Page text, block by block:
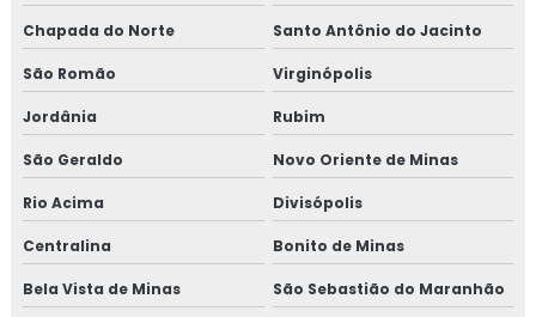
Chapada do Norte Santo Antônio do Jacinto
São Romão Virginópolis
Jordânia Rubim
São Geraldo Novo Oriente de Minas
Rio Acima Divisópolis
Centralina Bonito de Minas
Bela Vista de Minas São Sebastião do Maranhão